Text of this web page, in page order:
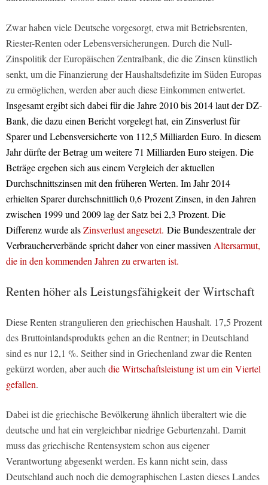
Zwar haben viele Deutsche vorgesorgt, etwa mit Betriebsrenten,
Riester-Renten oder Lebensversicherungen. Durch die Null-
Zinspolitik der Europäischen Zentralbank, die die Zinsen künstlich
senkt, um die Finanzierung der Haushaltsdefizite im Süden Europas
zu ermöglichen, werden aber auch diese Einkommen entwertet.
Insgesamt ergibt sich dabei für die Jahre 2010 bis 2014 laut der DZ-
Bank, die dazu einen Bericht vorgelegt hat, ein Zinsverlust für
Sparer und Lebensversicherte von 112,5 Milliarden Euro. In diesem
Jahr dürfte der Betrag um weitere 71 Milliarden Euro steigen. Die
Beträge ergeben sich aus einem Vergleich der aktuellen
Durchschnittszinsen mit den früheren Werten. Im Jahr 2014
erhielten Sparer durchschnittlich 0,6 Prozent Zinsen, in den Jahren
zwischen 1999 und 2009 lag der Satz bei 2,3 Prozent. Die
Differenz wurde alsZinsverlust angesetzt. Die Bundeszentrale der
Verbraucherverbände spricht daher von einer massiven Altersarmut,
die in den kommenden Jahren zu erwarten ist.
Renten höher als Leistungsfähigkeit der Wirtschaft
Diese Renten strangulieren den griechischen Haushalt. 17,5 Prozent
des Bruttoinlandsprodukts gehen an die Rentner; in Deutschland
sind es nur 12,1 %. Seither sind in Griechenland zwar die Renten
gekürzt worden, aber auch die Wirtschaftsleistung ist um ein Viertel
gefallen.
Dabei ist die griechische Bevölkerung ähnlich überaltert wie die
deutsche und hat ein vergleichbar niedrige Geburtenzahl. Damit
muss das griechische Rentensystem schon aus eigener
Verantwortung abgesenkt werden. Es kann nicht sein, dass
Deutschland auch noch die demographischen Lasten dieses Landes